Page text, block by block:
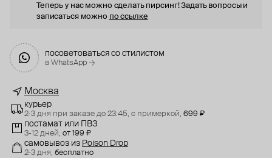
Теперь у нас можно сделать пирсинг! Задать вопросы и
записаться можно по ссылке
посоветоваться со стилистом
в WhatsApp →
Москва
курьер
2-3 дня при заказе до 23:45, с примеркой, 699 ₽
постамат или ПВЗ
3-12 дней, от 199 ₽
самовывоз из Poison Drop
2-3 дня, бесплатно